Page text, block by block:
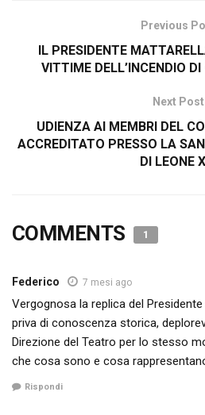
Previous
IL PRESIDENTE
VITTIME DELL’INCENDIO
Next Post
UDIENZA AI MEMBRI DEL
ACCREDITATO PRESSO LA
DI LEONE
COMMENTS 1
Federico 7 mesi ago
Vergognosa la replica del
priva di conoscenza storica,
Direzione del Teatro per lo stesso
che cosa sono e cosa
Rispondi